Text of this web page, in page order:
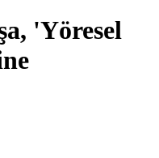
'Yöresel